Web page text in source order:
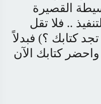
القصيرة
.. فلا تقل
كتابك ؟) فبدلاً
كتابك الآن